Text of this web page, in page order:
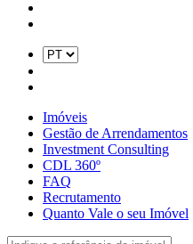
Imóveis
Gestão de Arrendamentos
Investment Consulting
CDL 360º
FAQ
Recrutamento
Quanto Vale o seu Imóvel